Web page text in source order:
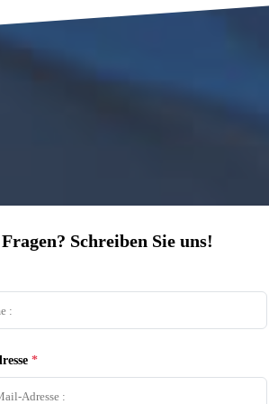
Schreiben Sie uns!